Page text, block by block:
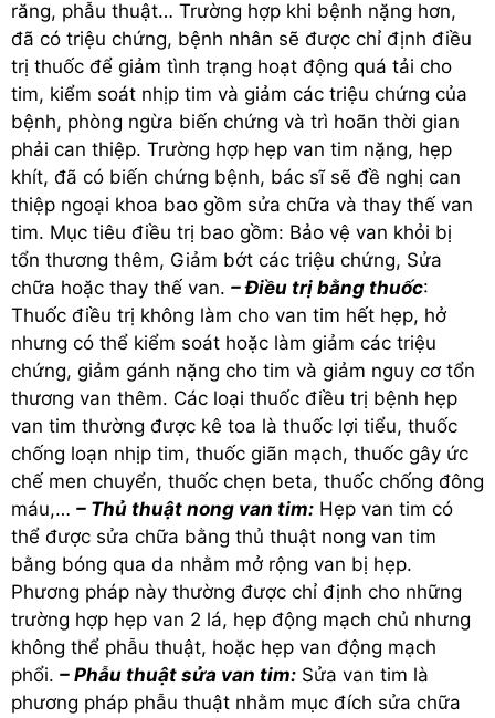
răng, phẫu thuật… Trường hợp khi bệnh nặng hơn,
đã có triệu chứng, bệnh nhân sẽ được chỉ định điều
trị thuốc để giảm tình trạng hoạt động quá tải cho
tim, kiểm soát nhịp tim và giảm các triệu chứng của
bệnh, phòng ngừa biến chứng và trì hoãn thời gian
phải can thiệp. Trường hợp hẹp van tim nặng, hẹp
khít, đã có biến chứng bệnh, bác sĩ sẽ đề nghị can
thiệp ngoại khoa bao gồm sửa chữa và thay thế van
tim. Mục tiêu điều trị bao gồm: Bảo vệ van khỏi bị
tổn thương thêm, Giảm bớt các triệu chứng, Sửa
chữa hoặc thay thế van. – Điều trị bằng thuốc:
Thuốc điều trị không làm cho van tim hết hẹp, hở
nhưng có thể kiểm soát hoặc làm giảm các triệu
chứng, giảm gánh nặng cho tim và giảm nguy cơ tổn
thương van thêm. Các loại thuốc điều trị bệnh hẹp
van tim thường được kê toa là thuốc lợi tiểu, thuốc
chống loạn nhịp tim, thuốc giãn mạch, thuốc gây ức
chế men chuyển, thuốc chẹn beta, thuốc chống đông
máu,… – Thủ thuật nong van tim: Hẹp van tim có
thể được sửa chữa bằng thủ thuật nong van tim
bằng bóng qua da nhằm mở rộng van bị hẹp.
Phương pháp này thường được chỉ định cho những
trường hợp hẹp van 2 lá, hẹp động mạch chủ nhưng
không thể phẫu thuật, hoặc hẹp van động mạch
phổi. – Phẫu thuật sửa van tim: Sửa van tim là
phương pháp phẫu thuật nhằm mục đích sửa chữa